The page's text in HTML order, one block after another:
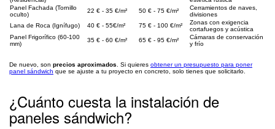
Panel Fachada (Tornillo
oculto)
22 € - 35 €/m² 50 € - 75 €/m²
Cerramientos de naves,
divisiones
Lana de Roca (Ignífugo)
40 € - 55€/m² 75 € - 100 €/m²
Zonas con exigencia
cortafuegos y acústica
Panel Frigorífico (60-100
mm)
35 € - 60 €/m² 65 € - 95 €/m²
Cámaras de conservación
y frío
De nuevo, son precios aproximados. Si quieres obtener un presupuesto para poner
panel sándwich que se ajuste a tu proyecto en concreto, solo tienes que solicitarlo.
¿Cuánto cuesta la instalación de
paneles sándwich?